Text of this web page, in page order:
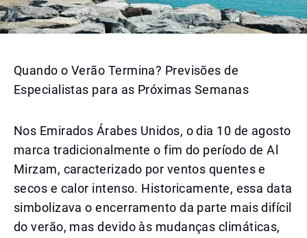
Quando o Verão Termina? Previsões de
Especialistas para as Próximas Semanas
Nos Emirados Árabes Unidos, o dia 10 de agosto
marca tradicionalmente o fim do período de Al
Mirzam, caracterizado por ventos quentes e
secos e calor intenso. Historicamente, essa data
simbolizava o encerramento da parte mais difícil
do verão, mas devido às mudanças climáticas,